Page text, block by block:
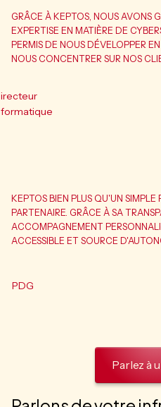
GRÂCE À KEPTOS, NOUS AVONS
EXPERTISE EN MATIÈRE DE
PERMIS DE NOUS DÉVELOPPER
NOUS CONCENTRER SUR NOS
KEPTOS BIEN PLUS QU'UN SIMPLE
PARTENAIRE. GRÂCE À SA
ACCOMPAGNEMENT
ACCESSIBLE ET SOURCE
PDG
Parlez à